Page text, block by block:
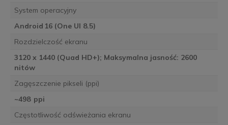
System operacyjny
Android 16 (One UI 8.5)
Rozdzielczość ekranu
3120 x 1440 (Quad HD+); Maksymalna jasność: 2600
nitów
Zagęszczenie pikseli (ppi)
~498 ppi
Częstotliwość odświeżania ekranu